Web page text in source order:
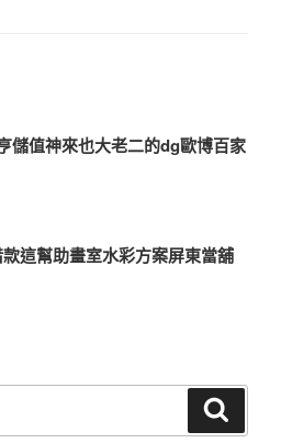
儲值神來也大老二的dg歐博百家
這幫助畫室水彩方案屏東當舖